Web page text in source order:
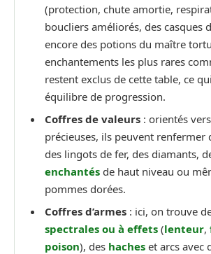
(protection, chute amortie,
boucliers améliorés, des casques
encore des potions du maître
enchantements les plus rares
restent exclus de cette table, ce
équilibre de progression.
Coffres de valeurs : orientés
précieuses, ils peuvent renfermer
des lingots de fer, des diamants,
enchantés de haut niveau ou
pommes dorées.
Coffres d’armes : ici, on trouve
spectrales ou à effets (lenteur,
poison), des haches et arcs avec